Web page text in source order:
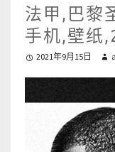
法甲,巴黎
手机,壁纸
2021年9月15日